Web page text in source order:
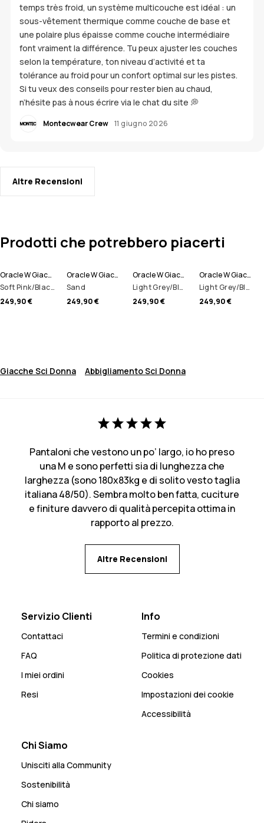
temps très froid, un système multicouche est idéal : un
sous-vêtement thermique comme couche de base et
une polaire plus épaisse comme couche intermédiaire
font vraiment la différence. Tu peux ajuster les couches
selon la température, ton niveau d’activité et ta
tolérance au froid pour un confort optimal sur les pistes.
Si tu veux des conseils pour rester bien au chaud,
n’hésite pas à nous écrire via le chat du site 💭
Montecwear Crew 11 giugno 2026
Altre Recensioni
Prodotti che potrebbero piacerti
Oracle W Giacca Sci Donna
Soft Pink/Black/Metal Blue
249,90 €
Oracle W Giacca Sci Donna
Sand
249,90 €
Oracle W Giacca Sci Donna
Light Grey/Black/Atlantic
249,90 €
Oracle W Giacca Sci Donna
Light Grey/Black/Burgundy
249,90 €
Giacche Sci Donna Abbigliamento Sci Donna
Pantaloni che vestono un po’ largo, io ho preso
una M e sono perfetti sia di lunghezza che
larghezza (sono 180x83kg e di solito vesto taglia
italiana 48/50). Sembra molto ben fatta, cuciture
e finiture davvero di qualità percepita ottima in
rapporto al prezzo.
Altre Recensioni
Servizio Clienti
Contattaci
FAQ
I miei ordini
Resi
Info
Termini e condizioni
Politica di protezione dati
Cookies
Impostazioni dei cookie
Accessibilità
Chi Siamo
Unisciti alla Community
Sostenibilità
Chi siamo